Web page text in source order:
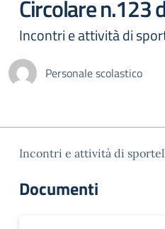
Circolare n.123
Incontri e attività di
Personale scolastico
Incontri e attività di
Documenti